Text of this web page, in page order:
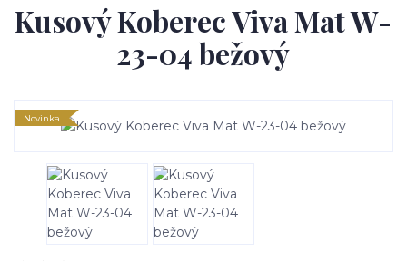
Kusový Koberec Viva Mat W-
23-04 bežový
Novinka